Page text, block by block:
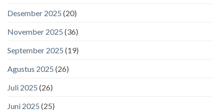
Desember 2025 (20)
November 2025 (36)
September 2025 (19)
Agustus 2025 (26)
Juli 2025 (26)
Juni 2025 (25)